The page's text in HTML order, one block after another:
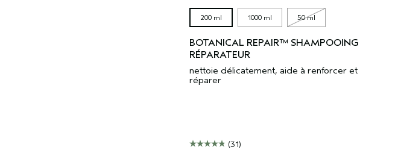
200 ml 1000 ml 50 ml
BOTANICAL REPAIR™ SHAMPOOING
RÉPARATEUR
nettoie délicatement, aide à renforcer et
réparer
(31)